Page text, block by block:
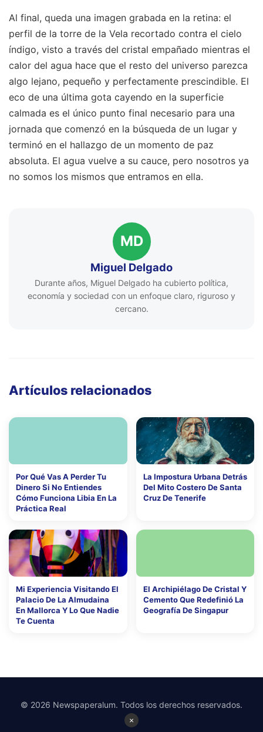
Al final, queda una imagen grabada en la retina: el
perfil de la torre de la Vela recortado contra el cielo
índigo, visto a través del cristal empañado mientras el
calor del agua hace que el resto del universo parezca
algo lejano, pequeño y perfectamente prescindible. El
eco de una última gota cayendo en la superficie
calmada es el único punto final necesario para una
jornada que comenzó en la búsqueda de un lugar y
terminó en el hallazgo de un momento de paz
absoluta. El agua vuelve a su cauce, pero nosotros ya
no somos los mismos que entramos en ella.
MD
Miguel Delgado
Durante años, Miguel Delgado ha cubierto política,
economía y sociedad con un enfoque claro, riguroso y
cercano.
Artículos relacionados
Por Qué Vas A Perder Tu
Dinero Si No Entiendes
Cómo Funciona Libia En La
Práctica Real
La Impostura Urbana Detrás
Del Mito Costero De Santa
Cruz De Tenerife
Mi Experiencia Visitando El
Palacio De La Almudaina
En Mallorca Y Lo Que Nadie
Te Cuenta
El Archipiélago De Cristal Y
Cemento Que Redefinió La
Geografía De Singapur
×
© 2026 Newspaperalum. Todos los derechos reservados.